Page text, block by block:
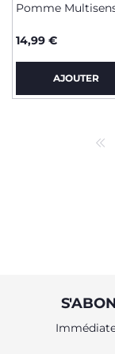
Pomme
14,99 €
AJOUTER